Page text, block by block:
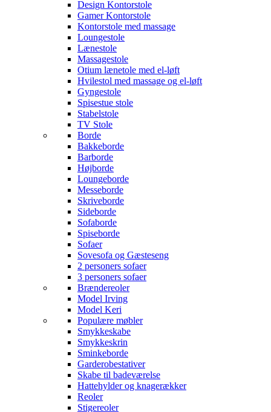
Design Kontorstole
Gamer Kontorstole
Kontorstole med massage
Loungestole
Lænestole
Massagestole
Otium lænetole med el-løft
Hvilestol med massage og el-løft
Gyngestole
Spisestue stole
Stabelstole
TV Stole
Borde
Bakkeborde
Barborde
Højborde
Loungeborde
Messeborde
Skriveborde
Sideborde
Sofaborde
Spiseborde
Sofaer
Sovesofa og Gæsteseng
2 personers sofaer
3 personers sofaer
Brændereoler
Model Irving
Model Keri
Populære møbler
Smykkeskabe
Smykkeskrin
Sminkeborde
Garderobestativer
Skabe til badeværelse
Hattehylder og knagerækker
Reoler
Stigereoler